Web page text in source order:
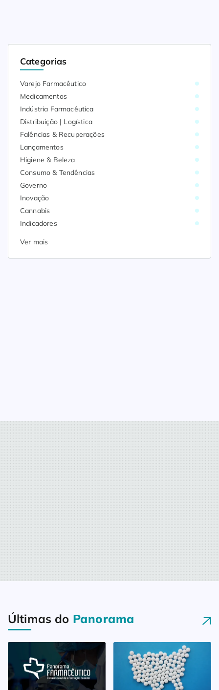
Categorias
Varejo Farmacêutico
Medicamentos
Indústria Farmacêutica
Distribuição | Logística
Falências & Recuperações
Lançamentos
Higiene & Beleza
Consumo & Tendências
Governo
Inovação
Cannabis
Indicadores
Ver mais
Últimas do Panorama